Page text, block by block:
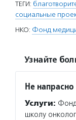
ТЕГИ:
социальные
НКО: Фонд
Узнайте
Не напрасно
Услуги:
школу